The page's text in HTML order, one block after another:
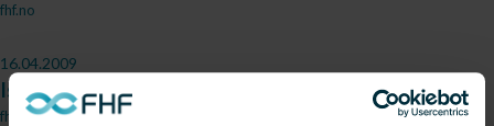
fhf.no
16.04.2009
Islandske krisepriser presser norsk torsk
fhl.no